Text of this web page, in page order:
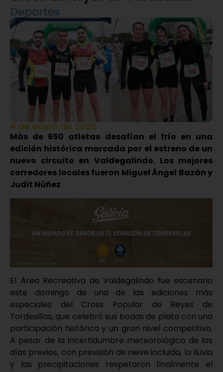
Deportes
4 de enero de 2026
Más de 650 atletas desafían el frío en una
edición histórica marcada por el estreno de un
nuevo circuito en Valdegalindo. Los mejores
corredores locales fueron Miguel Ángel Bazán y
Judit Núñez
El Área Recreativa de Valdegalindo fue escenario
este domingo de una de las ediciones más
especiales del Cross Popular de Reyes de
Tordesillas, que celebró sus bodas de plata con una
participación histórica y un gran nivel competitivo.
A pesar de la incertidumbre meteorológica de los
días previos, con previsión de nieve incluida, la lluvia
y las precipitaciones respetaron finalmente el